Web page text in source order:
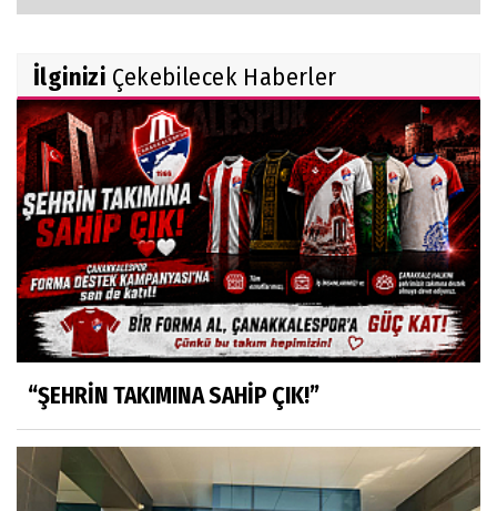
İlginizi Çekebilecek Haberler
“ŞEHRİN TAKIMINA SAHİP ÇIK!”